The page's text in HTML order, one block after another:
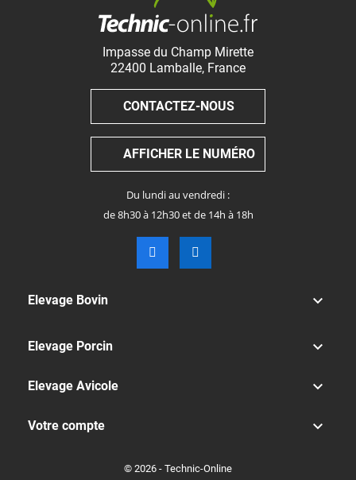
Impasse du Champ Mirette
22400 Lamballe, France
CONTACTEZ-NOUS
AFFICHER LE NUMÉRO
Du lundi au vendredi :
de 8h30 à 12h30 et de 14h à 18h
Elevage Bovin 
Elevage Porcin 
Elevage Avicole 
Votre compte 
© 2026 - Technic-Online